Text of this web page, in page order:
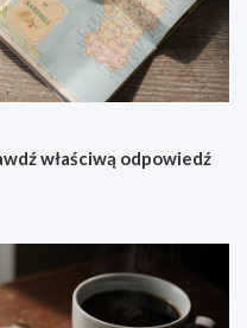
właściwą odpowiedź